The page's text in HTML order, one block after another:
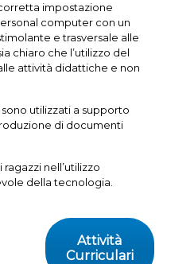
impostazione
computer con un
e trasversale alle
chiaro che l’utilizzo del
attività didattiche e non
utilizzati a supporto
di documenti
nell’utilizzo
della tecnologia.
Attività
Curriculari